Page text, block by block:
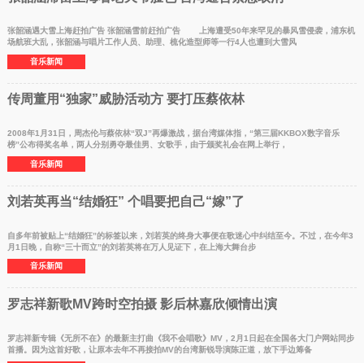
张韶涵遇大雪上海赶拍广告 张韶涵雪前赶拍广告 上海遭受50年来罕见的暴风雪侵袭，浦东机
场航班大乱，张韶涵与唱片工作人员、助理、梳化造型师等一行4人也遭到大雪风
音乐新闻
传周董用“独家”威胁活动方 要打压蔡依林
2008年1月31日，周杰伦与蔡依林“双J”再爆激战，据台湾媒体指，“第三届KKBOX数字音乐
榜”公布得奖名单，两人分别勇夺最佳男、女歌手，由于颁奖礼会在网上举行，
音乐新闻
刘若英再当“结婚狂” 个唱要把自己“嫁”了
自多年前被贴上“结婚狂”的标签以来，刘若英的终身大事便在歌迷心中纠结至今。不过，在今年3
月1日晚，自称“三十而立”的刘若英将在万人见证下，在上海大舞台步
音乐新闻
罗志祥新歌MV跨时空拍摄 影后林嘉欣倾情出演
罗志祥新专辑《无所不在》的最新主打曲《我不会唱歌》MV，2月1日起在全国各大门户网站同步
首播。因为这首好歌，让原本去年不再接拍MV的台湾新锐导演陈正道，放下手边筹备